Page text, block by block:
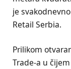
je
Retail Serbia.
Prilikom
Trade-a u